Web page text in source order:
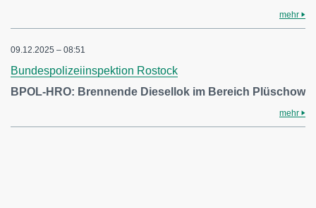
mehr
09.12.2025 – 08:51
Bundespolizeiinspektion Rostock
BPOL-HRO: Brennende Diesellok im Bereich Plüschow
mehr